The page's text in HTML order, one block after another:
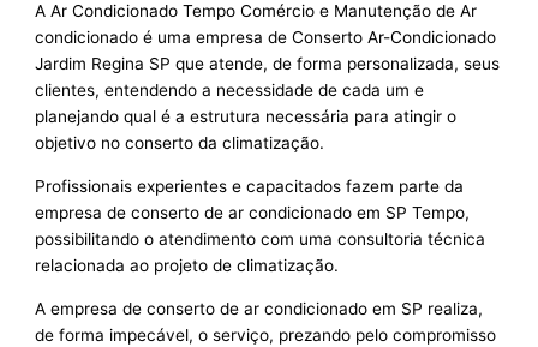
A Ar Condicionado Tempo Comércio e Manutenção de Ar
condicionado é uma empresa de Conserto Ar-Condicionado
Jardim Regina SP que atende, de forma personalizada, seus
clientes, entendendo a necessidade de cada um e
planejando qual é a estrutura necessária para atingir o
objetivo no conserto da climatização.
Profissionais experientes e capacitados fazem parte da
empresa de conserto de ar condicionado em SP Tempo,
possibilitando o atendimento com uma consultoria técnica
relacionada ao projeto de climatização.
A empresa de conserto de ar condicionado em SP realiza,
de forma impecável, o serviço, prezando pelo compromisso